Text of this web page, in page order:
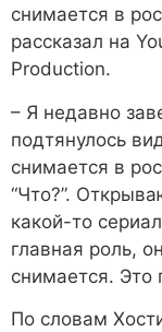
снимается в
рассказал на
Production.
– Я недавно
подтянулось
снимается в
“Что?”.
какой-то
главная роль,
снимается. Это
По словам